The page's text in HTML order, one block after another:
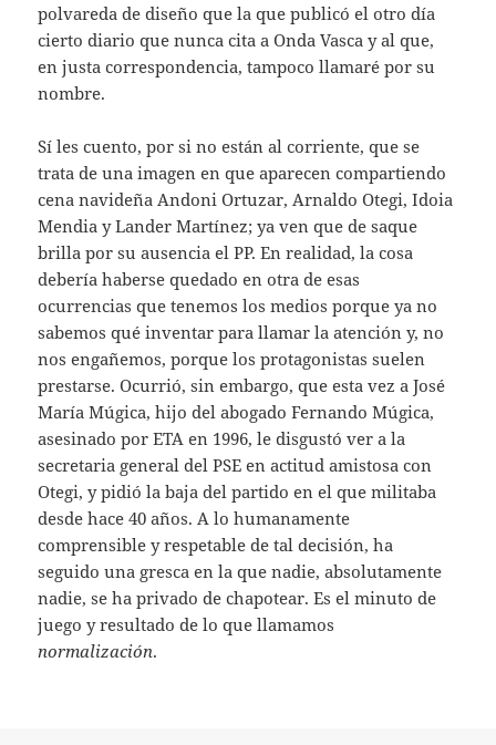
polvareda de diseño que la que publicó el otro día
cierto diario que nunca cita a Onda Vasca y al que,
en justa correspondencia, tampoco llamaré por su
nombre.
Sí les cuento, por si no están al corriente, que se
trata de una imagen en que aparecen compartiendo
cena navideña Andoni Ortuzar, Arnaldo Otegi, Idoia
Mendia y Lander Martínez; ya ven que de saque
brilla por su ausencia el PP. En realidad, la cosa
debería haberse quedado en otra de esas
ocurrencias que tenemos los medios porque ya no
sabemos qué inventar para llamar la atención y, no
nos engañemos, porque los protagonistas suelen
prestarse. Ocurrió, sin embargo, que esta vez a José
María Múgica, hijo del abogado Fernando Múgica,
asesinado por ETA en 1996, le disgustó ver a la
secretaria general del PSE en actitud amistosa con
Otegi, y pidió la baja del partido en el que militaba
desde hace 40 años. A lo humanamente
comprensible y respetable de tal decisión, ha
seguido una gresca en la que nadie, absolutamente
nadie, se ha privado de chapotear. Es el minuto de
juego y resultado de lo que llamamos
normalización.